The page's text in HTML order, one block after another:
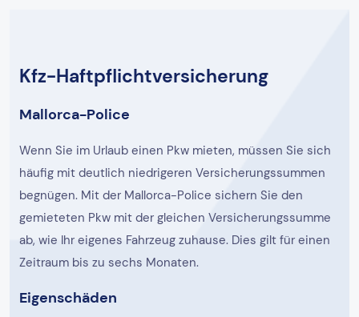
Kfz-Haftpflichtversicherung
Mallorca-Police
Wenn Sie im Urlaub einen Pkw mieten, müssen Sie sich
häufig mit deutlich niedrigeren Versicherungssummen
begnügen. Mit der Mallorca-Police sichern Sie den
gemieteten Pkw mit der gleichen Versicherungssumme
ab, wie Ihr eigenes Fahrzeug zuhause. Dies gilt für einen
Zeitraum bis zu sechs Monaten.
Eigenschäden